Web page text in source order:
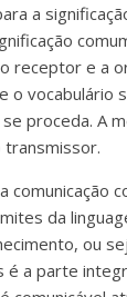
a
receptor e a
o vocabulário
se proceda. A
transmissor.
comunicação
da
ou
é a parte